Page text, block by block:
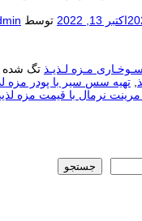
اکتبر 13, 2022 توسط
مـزه لـذیـذ تگ شده
, تهیه سس سیر با پودر مزه
نرمال با قیمت مزه
جستجو